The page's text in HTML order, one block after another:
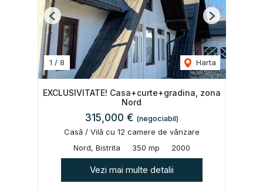
1 / 8 Harta
Previous Next
EXCLUSIVITATE! Casa+curte+gradina, zona
Nord
315,000 € (negociabil)
Casă / Vilă cu 12 camere de vânzare
Nord, Bistrita
350 mp 2000
Vezi mai multe detalii